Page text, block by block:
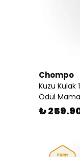
Chompo
Kuzu Kulak
Ödül
₺